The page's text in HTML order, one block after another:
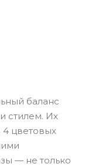
баланс
стилем. Их
4 цветовых
— не только